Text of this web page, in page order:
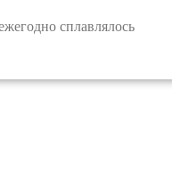
сплавлялось